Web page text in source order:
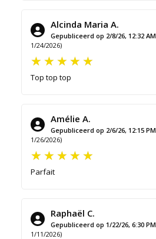
Alcinda Maria A.
Gepubliceerd op 2/8/26, 12:32 AM
1/24/2026)
Top top top
Amélie A.
Gepubliceerd op 2/6/26, 12:15 PM
1/26/2026)
Parfait
Raphaël C.
Gepubliceerd op 1/22/26, 6:30 PM
1/11/2026)